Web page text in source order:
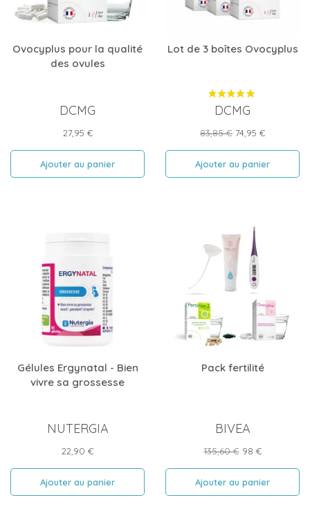
Ovocyplus pour la qualité
des ovules
DCMG
Prix
27,95 €
Ajouter au panier
Lot de 3 boîtes Ovocyplus
DCMG
Prix
83,85 € Prix
74,95 €
Ajouter au panier
Gélules Ergynatal - Bien
vivre sa grossesse
NUTERGIA
Prix
22,90 €
Ajouter au panier
Pack fertilité
BIVEA
Prix
base
135,60 € Prix
98 €
Ajouter au panier